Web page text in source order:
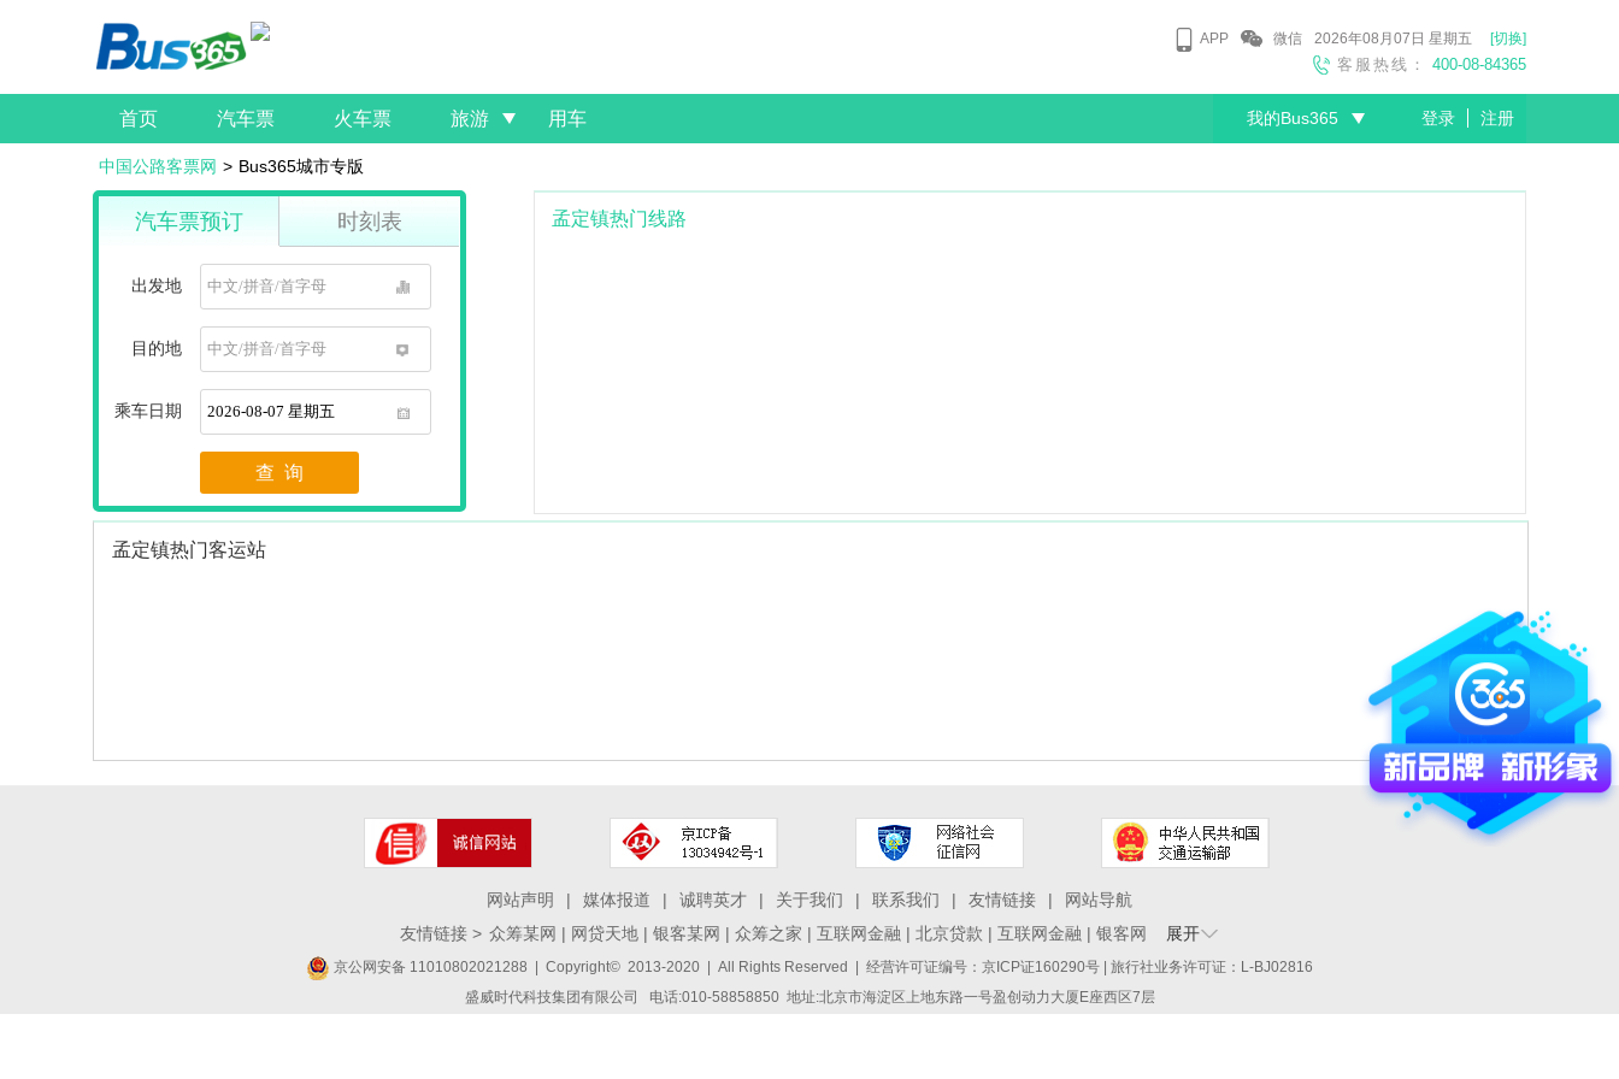
APP 微信 2026年08月07日 星期五 [切换]
客服热线： 400-08-84365
首页 汽车票 火车票 旅游 用车 我的Bus365 登录 注册
中国公路客票网 > Bus365城市专版
汽车票预订 时刻表
出发地
目的地
1
乘车日期
1
查 询
孟定镇热门线路
孟定镇热门客运站
网站声明 | 媒体报道 | 诚聘英才 | 关于我们 | 联系我们 | 友情链接 |
网站导航
友情链接 > 众筹某网 | 网贷天地 | 银客某网 | 众筹之家 | 互联网金融 | 北京贷款 | 互联网金融 | 银客网 展开
京公网安备 11010802021288 | Copyright© 2013-2020 | All Rights Reserved | 经营许可证编号：京ICP证160290号 | 旅行社业务许可证：L-BJ02816
盛威时代科技集团有限公司 电话:010-58858850 地址:北京市海淀区上地东路一号盈创动力大厦E座西区7层